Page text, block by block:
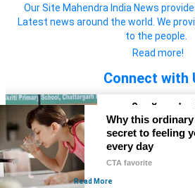
Our Site Mahendra India News
Latest news around the world. We
to the people.
Read more!
Connect with
© 2022 Mahendra India
नाथूसरी चौपटा
खेड़ी माईनर
जलमग्न